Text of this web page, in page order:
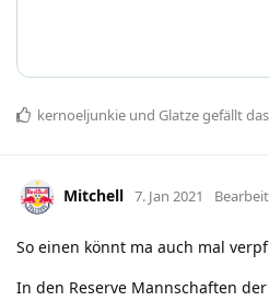
kernoeljunkie und Glatzegefällt das
Mitchell 7. Jan 2021
So einen könnt ma auch mal
In den Reserve Mannschaften